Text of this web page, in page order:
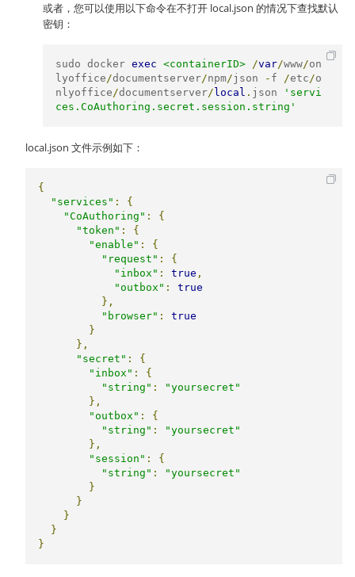
或者，您可以使用以下命令在不打开 local.json 的情况下查找默认
密钥：
sudo docker exec <containerID> /var/www/on
lyoffice/documentserver/npm/json - f /etc/o
nlyoffice/documentserver/ local . json
'servi
ces.CoAuthoring.secret.session.string'
local.json 文件示例如下：
{
"services" :
{
"CoAuthoring" :
{
"token" :
{
"enable" :
{
"request" :
{
"inbox" : true ,
"outbox" :
true
},
"browser" :
true
}
},
"secret" :
{
"inbox" :
{
"string" :
"yoursecret"
},
"outbox" :
{
"string" :
"yoursecret"
},
"session" :
{
"string" :
"yoursecret"
}
}
}
}
}